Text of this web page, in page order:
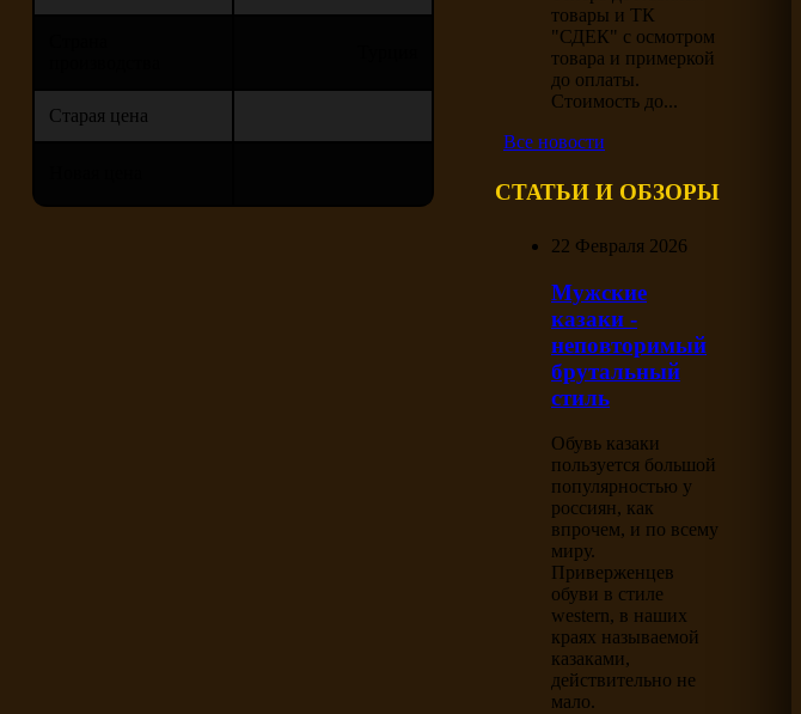
Старая цена
товары и ТК
"СДЕК" с осмотром
товара и примеркой
до оплаты.
Стоимость до...
Все новости
СТАТЬИ И ОБЗОРЫ
22 Февраля 2026
Мужские
казаки -
неповторимый
брутальный
стиль
Обувь казаки
пользуется большой
популярностью у
россиян, как
впрочем, и по всему
миру.
Приверженцев
обуви в стиле
western, в наших
краях называемой
казаками,
действительно не
мало.